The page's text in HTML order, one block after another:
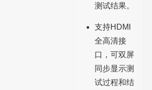
测试结果。
支持HDMI
全高清接
口，可双屏
同步显示测
试过程和结